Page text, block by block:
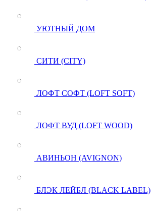
УЮТНЫЙ ДОМ
СИТИ (CITY)
ЛОФТ СОФТ (LOFT SOFT)
ЛОФТ ВУД (LOFT WOOD)
АВИНЬОН (AVIGNON)
БЛЭК ЛЕЙБЛ (BLACK LABEL)